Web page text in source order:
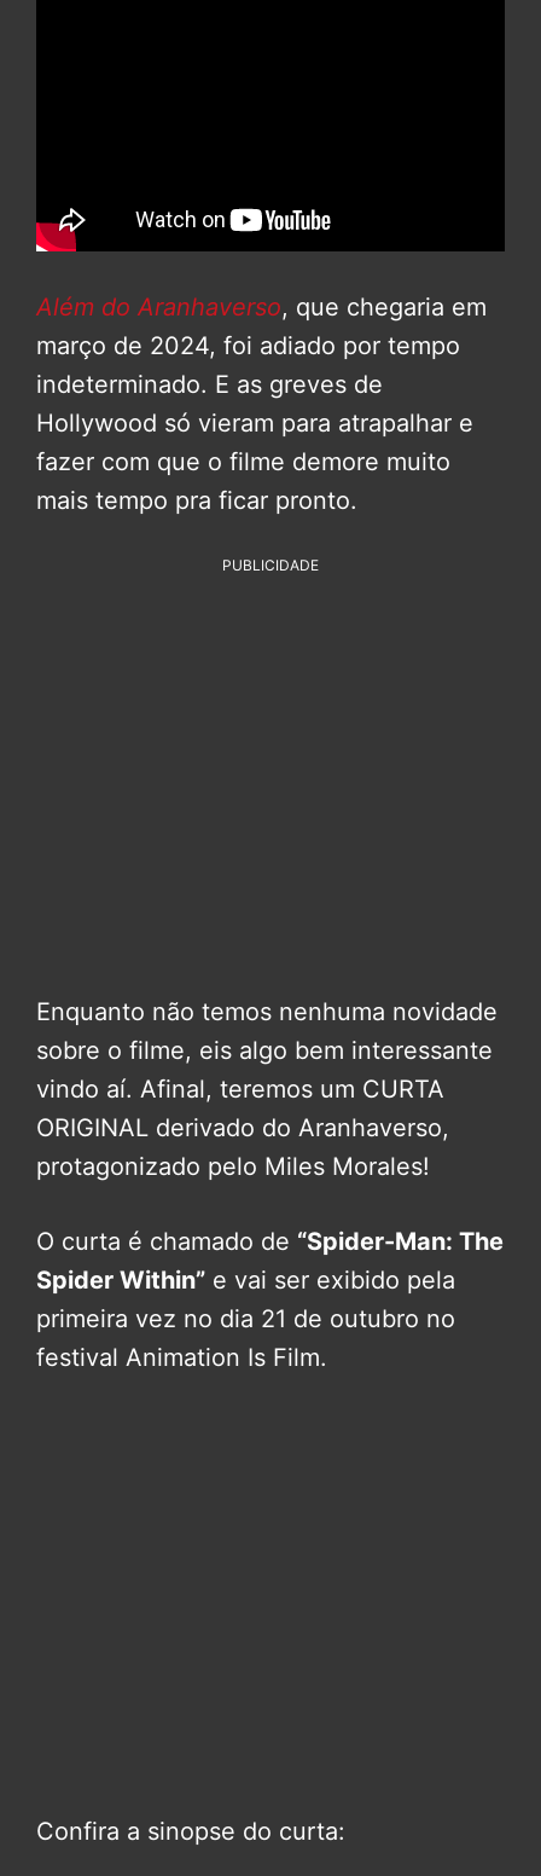
Além do Aranhaverso, que chegaria em
março de 2024, foi adiado por tempo
indeterminado. E as greves de
Hollywood só vieram para atrapalhar e
fazer com que o filme demore muito
mais tempo pra ficar pronto.
PUBLICIDADE
Enquanto não temos nenhuma novidade
sobre o filme, eis algo bem interessante
vindo aí. Afinal, teremos um CURTA
ORIGINAL derivado do Aranhaverso,
protagonizado pelo Miles Morales!
O curta é chamado de “Spider-Man: The
Spider Within” e vai ser exibido pela
primeira vez no dia 21 de outubro no
festival Animation Is Film.
Confira a sinopse do curta: